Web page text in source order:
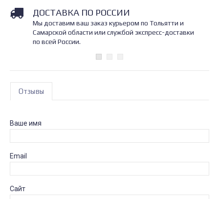
ДОСТАВКА ПО РОССИИ
Мы доставим ваш заказ курьером по Тольятти и
Самарской области или службой экспресс-доставки
по всей России.
Отзывы
Ваше имя
Email
Сайт